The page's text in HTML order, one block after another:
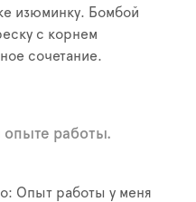
изюминку. Бомбой
с корнем
сочетание.
опыте работы.
Опыт работы у меня